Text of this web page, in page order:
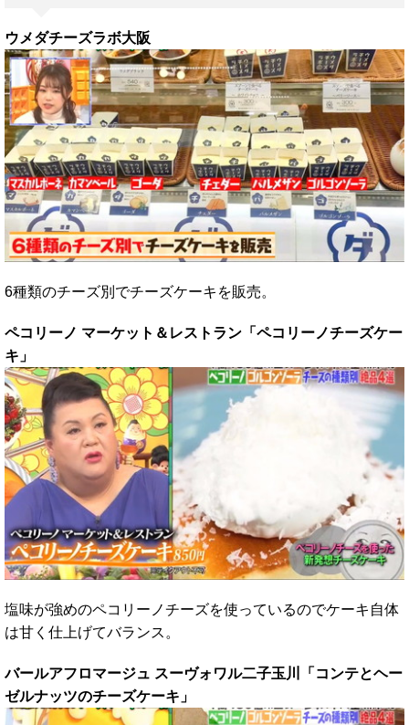
ウメダチーズラボ大阪
6種類のチーズ別でチーズケーキを販売。
ペコリーノ マーケット＆レストラン「ペコリーノチーズケー
キ」
塩味が強めのペコリーノチーズを使っているのでケーキ自体
は甘く仕上げてバランス。
バールアフロマージュ スーヴォワル二子玉川「コンテとヘー
ゼルナッツのチーズケーキ」